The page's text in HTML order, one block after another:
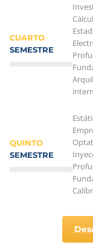
CUARTO
SEMESTRE
QUINTO
SEMESTRE